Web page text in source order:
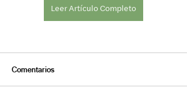
Leer Artículo Completo
Comentarios